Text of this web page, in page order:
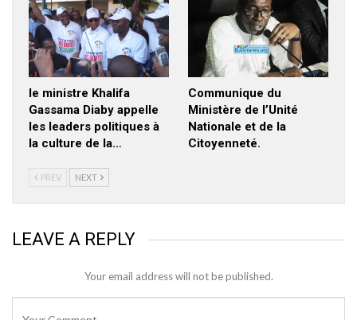
le ministre Khalifa
Gassama Diaby appelle
les leaders politiques à
la culture de la…
Communique du
Ministère de l’Unité
Nationale et de la
Citoyenneté.
PREV NEXT
LEAVE A REPLY
Your email address will not be published.